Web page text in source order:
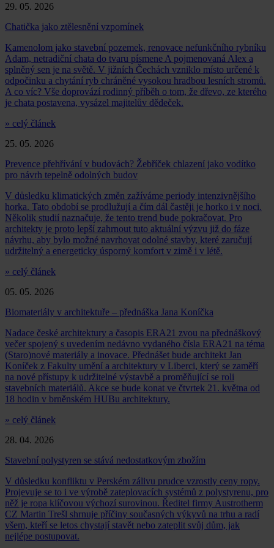
29. 05. 2026
Chatička jako ztělesnění vzpomínek
Kamenolom jako stavební pozemek, renovace nefunkčního rybníku
Adam, netradiční chata do tvaru písmene A pojmenovaná Alex a
splněný sen je na světě. V jižních Čechách vzniklo místo určené k
odpočinku a chytání ryb chráněné vysokou hradbou lesních stromů.
A co víc? Vše doprovází rodinný příběh o tom, že dřevo, ze kterého
je chata postavena, vysázel majitelův dědeček.
» celý článek
25. 05. 2026
Prevence přehřívání v budovách? Žebříček chlazení jako vodítko
pro návrh tepelně odolných budov
V důsledku klimatických změn zažíváme periody intenzivnějšího
horka. Tato období se prodlužují a čím dál častěji je horko i v noci.
Několik studií naznačuje, že tento trend bude pokračovat. Pro
architekty je proto lepší zahrnout tuto aktuální výzvu již do fáze
návrhu, aby bylo možné navrhovat odolné stavby, které zaručují
udržitelný a energeticky úsporný komfort v zimě i v létě.
» celý článek
05. 05. 2026
Biomateriály v architektuře – přednáška Jana Koníčka
Nadace české architektury a časopis ERA21 zvou na přednáškový
večer spojený s uvedením nedávno vydaného čísla ERA21 na téma
(Staro)nové materiály a inovace. Přednášet bude architekt Jan
Koníček z Fakulty umění a architektury v Liberci, který se zaměří
na nové přístupy k udržitelné výstavbě a proměňující se roli
stavebních materiálů. Akce se bude konat ve čtvrtek 21. května od
18 hodin v brněnském HUBu architektury.
» celý článek
28. 04. 2026
Stavební polystyren se stává nedostatkovým zbožím
V důsledku konfliktu v Perském zálivu prudce vzrostly ceny ropy.
Projevuje se to i ve výrobě zateplovacích systémů z polystyrenu, pro
něž je ropa klíčovou výchozí surovinou. Ředitel firmy Austrotherm
CZ Martin Trešl shrnuje příčiny současných výkyvů na trhu a radí
všem, kteří se letos chystají stavět nebo zateplit svůj dům, jak
nejlépe postupovat.